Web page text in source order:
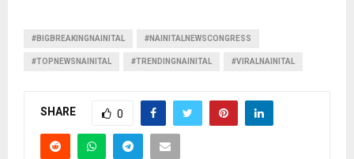
#BIGBREAKINGNAINITAL #NAINITALNEWSCONGRESS
#TOPNEWSNAINITAL #TRENDINGNAINITAL #VIRALNAINITAL
SHARE 0